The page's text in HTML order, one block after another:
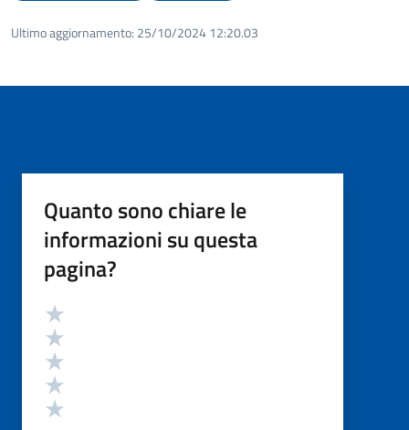
Ultimo aggiornamento: 25/10/2024 12:20.03
Quanto sono chiare le
informazioni su questa
pagina?
Valutazione